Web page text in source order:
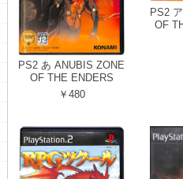
PS2 あ ANUBIS ZONE
OF THE ENDERS
￥480
PS2
OF